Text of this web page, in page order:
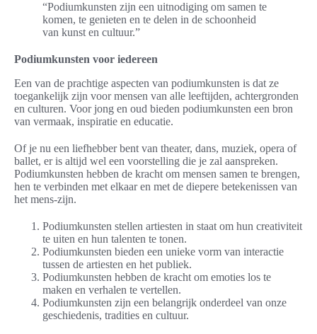
“Podiumkunsten zijn een uitnodiging om samen te
komen, te genieten en te delen in de schoonheid
van kunst en cultuur.”
Podiumkunsten voor iedereen
Een van de prachtige aspecten van podiumkunsten is dat ze
toegankelijk zijn voor mensen van alle leeftijden, achtergronden
en culturen. Voor jong en oud bieden podiumkunsten een bron
van vermaak, inspiratie en educatie.
Of je nu een liefhebber bent van theater, dans, muziek, opera of
ballet, er is altijd wel een voorstelling die je zal aanspreken.
Podiumkunsten hebben de kracht om mensen samen te brengen,
hen te verbinden met elkaar en met de diepere betekenissen van
het mens-zijn.
Podiumkunsten stellen artiesten in staat om hun creativiteit
te uiten en hun talenten te tonen.
Podiumkunsten bieden een unieke vorm van interactie
tussen de artiesten en het publiek.
Podiumkunsten hebben de kracht om emoties los te
maken en verhalen te vertellen.
Podiumkunsten zijn een belangrijk onderdeel van onze
geschiedenis, tradities en cultuur.